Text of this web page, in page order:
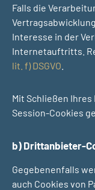
Falls die
Interesse in der
Internetauftritts.
lit. f) DSGVO
Mit Schließen
Session-Cookies
b) Drittanbieter-
Gegebenenfalls
auch Cookies von